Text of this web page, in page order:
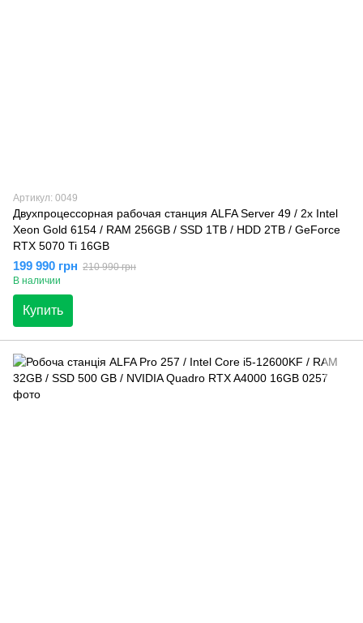
Артикул: 0049
Двухпроцессорная рабочая станция ALFA Server 49 / 2x Intel
Xeon Gold 6154 / RAM 256GB / SSD 1TB / HDD 2TB / GeForce
RTX 5070 Ti 16GB
199 990 грн 210 990 грн
В наличии
Купить